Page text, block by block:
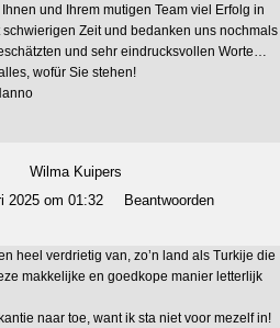
und Ihrem mutigen Team viel Erfolg in
Zeit und bedanken uns nochmals
und sehr eindrucksvollen Worte…
wofür Sie stehen!
Wilma Kuipers
2025 om 01:32
Beantwoorden
heel verdrietig van, zo’n land als Turkije die
makkelijke en goedkope manier letterlijk
naar toe, want ik sta niet voor mezelf in!